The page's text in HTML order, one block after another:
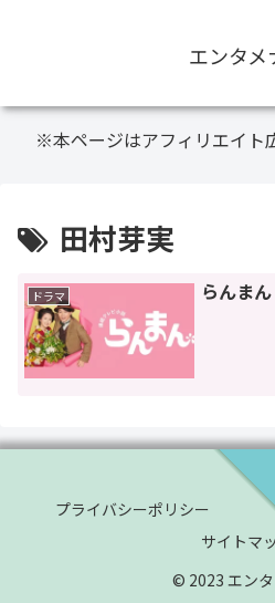
エンタメ
※本ページはアフィリエイト
田村芽実
ドラマ らんまん
プライバシーポリシー
サイトマ
© 2023 エン